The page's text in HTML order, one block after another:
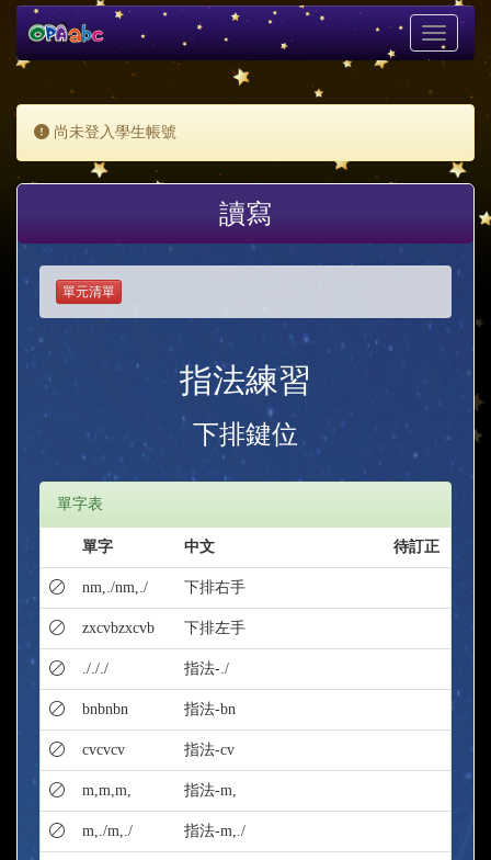
Toggle
尚未登入學生帳號
讀寫
單元清單
指法練習
下排鍵位
單字表
單字 中文 待訂正
nm,./nm,./ 下排右手
zxcvbzxcvb 下排左手
./././ 指法-./
bnbnbn 指法-bn
cvcvcv 指法-cv
m,m,m, 指法-m,
m,./m,./ 指法-m,./